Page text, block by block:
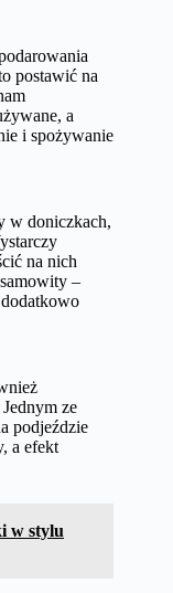
postawić na
a
i spożywanie
w doniczkach,
na nich
–
dodatkowo
ze
podjeździe
a efekt
w stylu